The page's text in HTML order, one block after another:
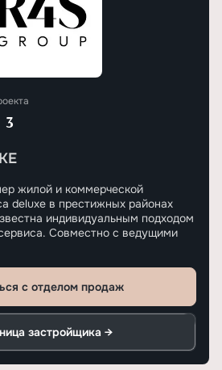
3
жилой и коммерческой
deluxe в престижных районах
индивидуальным подходом
Совместно с ведущими
с отделом продаж
застройщика →